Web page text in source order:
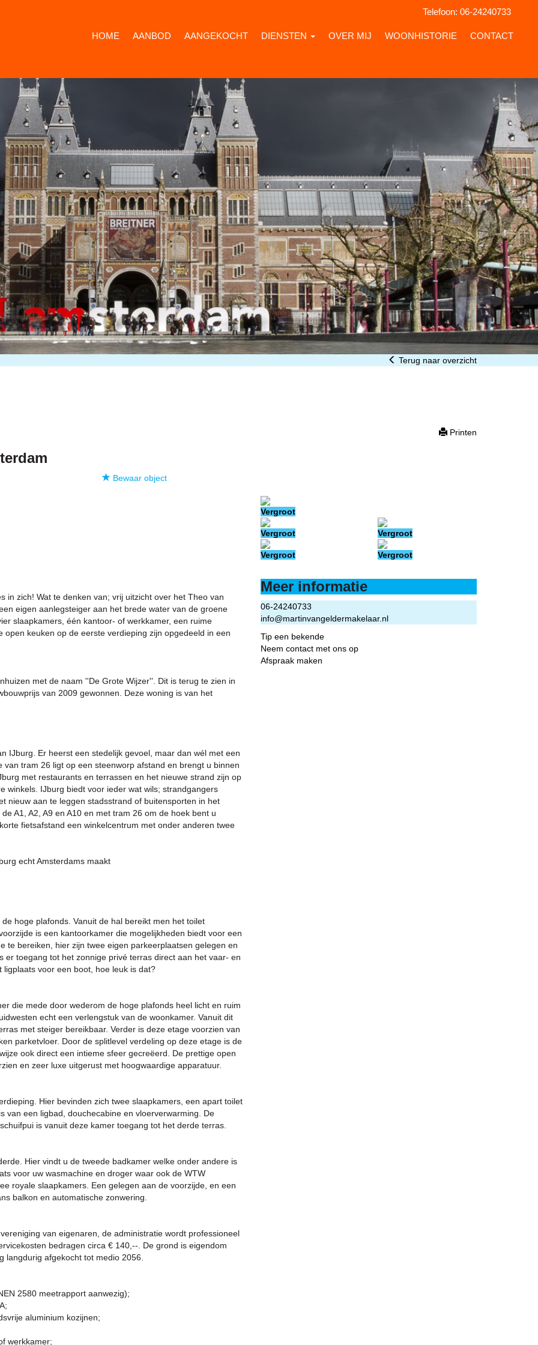
Telefoon: 06-24240733
HOME AANBOD AANGEKOCHT DIENSTEN OVER MIJ WOONHISTORIE CONTACT
Terug naar overzicht
Printen
Bewaar object
Vergroot
Vergroot Vergroot
Vergroot Vergroot
in zich! Wat te denken van; vrij uitzicht over het Theo van
eigen aanlegsteiger aan het brede water van de groene
slaapkamers, één kantoor- of werkkamer, een ruime
keuken op de eerste verdieping zijn opgedeeld in een
met de naam ''De Grote Wijzer''. Dit is terug te zien in
van 2009 gewonnen. Deze woning is van het
IJburg. Er heerst een stedelijk gevoel, maar dan wél met een
tram 26 ligt op een steenworp afstand en brengt u binnen
met restaurants en terrassen en het nieuwe strand zijn op
winkels. IJburg biedt voor ieder wat wils; strandgangers
nieuw aan te leggen stadsstrand of buitensporten in het
A1, A2, A9 en A10 en met tram 26 om de hoek bent u
fietsafstand een winkelcentrum met onder anderen twee
echt Amsterdams maakt
hoge plafonds. Vanuit de hal bereikt men het toilet
is een kantoorkamer die mogelijkheden biedt voor een
te bereiken, hier zijn twee eigen parkeerplaatsen gelegen en
toegang tot het zonnige privé terras direct aan het vaar- en
voor een boot, hoe leuk is dat?
die mede door wederom de hoge plafonds heel licht en ruim
echt een verlengstuk van de woonkamer. Vanuit dit
met steiger bereikbaar. Verder is deze etage voorzien van
parketvloer. Door de splitlevel verdeling op deze etage is de
ook direct een intieme sfeer gecreëerd. De prettige open
en zeer luxe uitgerust met hoogwaardige apparatuur.
Hier bevinden zich twee slaapkamers, een apart toilet
van een ligbad, douchecabine en vloerverwarming. De
is vanuit deze kamer toegang tot het derde terras.
Hier vindt u de tweede badkamer welke onder andere is
voor uw wasmachine en droger waar ook de WTW
royale slaapkamers. Een gelegen aan de voorzijde, en een
balkon en automatische zonwering.
van eigenaren, de administratie wordt professioneel
bedragen circa € 140,--. De grond is eigendom
langdurig afgekocht tot medio 2056.
2580 meetrapport aanwezig);
aluminium kozijnen;
werkkamer;
Meer informatie
06-24240733
info@martinvangeldermakelaar.nl
Tip een bekende
Neem contact met ons op
Afspraak maken